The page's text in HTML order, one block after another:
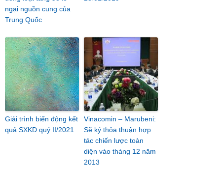
ngại nguồn cung của
Trung Quốc
Giải trình biến động kết
quả SXKD quý II/2021
Vinacomin – Marubeni:
Sẽ ký thỏa thuận hợp
tác chiến lược toàn
diện vào tháng 12 năm
2013